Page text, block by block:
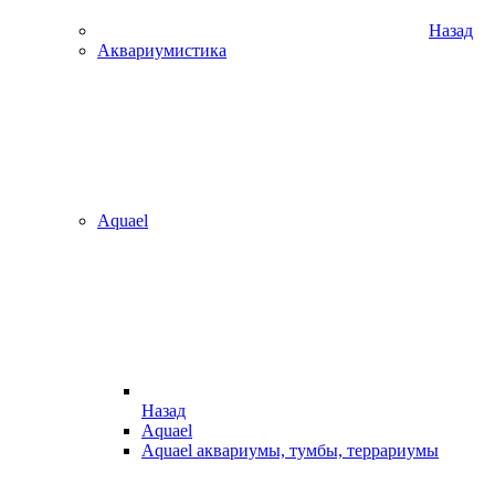
Назад
Аквариумистика
Aquael
Назад
Aquael
Aquael аквариумы, тумбы, террариумы